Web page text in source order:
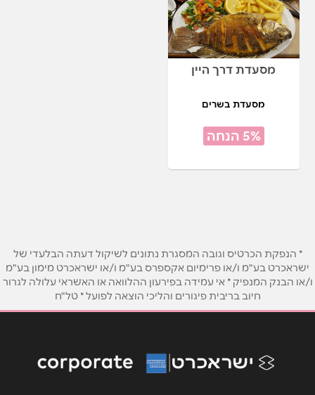
מסעדת דרך היין
מסעדת בשרים
5% הנחה
* הנפקת הכרטיס וגובה המסגרת נתונים לשיקול דעתה הבלעדי של
ישראכרט בע"מ ו/או פרימיום אקספרס בע"מ ו/או ישראכרט מימון בע"מ
ו/או הבנק המנפיק * אי עמידה בפירעון ההלוואה או האשראי עלולה לגרור
חיוב בריבית פיגורים והליכי הוצאה לפועל * טל"ח